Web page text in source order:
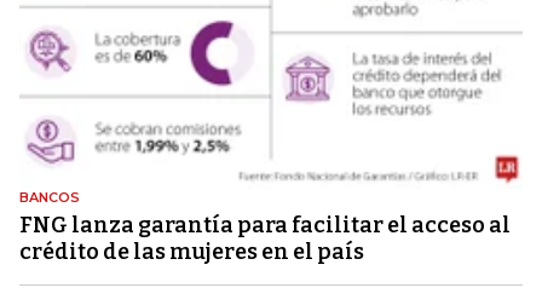
BANCOS
FNG lanza garantía para facilitar el acceso al
crédito de las mujeres en el país